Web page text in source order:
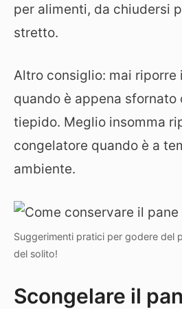
per alimenti, da chiudersi
stretto.
Altro consiglio: mai riporre
quando è appena sfornato
tiepido. Meglio insomma
congelatore quando è a
ambiente.
Suggerimenti pratici per godere del
del solito!
Scongelare il